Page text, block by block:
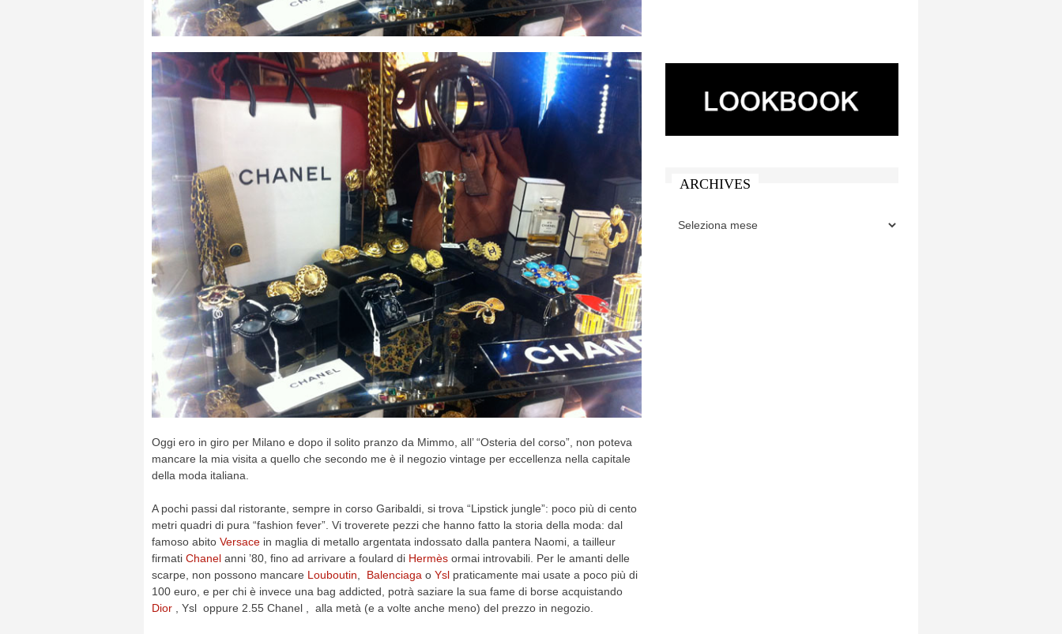
Oggi ero in giro per Milano e dopo il solito pranzo da Mimmo, all’ “Osteria del corso”, non poteva
mancare la mia visita a quello che secondo me è il negozio vintage per eccellenza nella capitale
della moda italiana.
A pochi passi dal ristorante, sempre in corso Garibaldi, si trova “Lipstick jungle”: poco più di cento
metri quadri di pura “fashion fever”. Vi troverete pezzi che hanno fatto la storia della moda: dal
famoso abito Versace in maglia di metallo argentata indossato dalla pantera Naomi, a tailleur
firmati Chanel anni ’80, fino ad arrivare a foulard di Hermès ormai introvabili. Per le amanti delle
scarpe, non possono mancare Louboutin Balenciaga o Ysl praticamente mai usate a poco più di
100 euro, e per chi è invece una bag addicted, potrà saziare la sua fame di borse acquistando
Dior , Ysl oppure 2.55 Chanel , alla metà (e a volte anche meno) del prezzo in negozio.
ARCHIVES